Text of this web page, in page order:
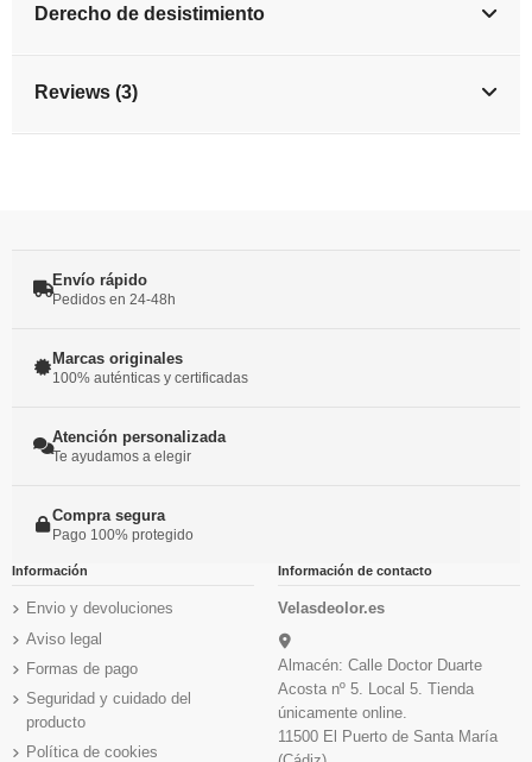
Derecho de desistimiento
Reviews (3)
Envío rápido
Pedidos en 24-48h
Marcas originales
100% auténticas y certificadas
Atención personalizada
Te ayudamos a elegir
Compra segura
Pago 100% protegido
Información
Envio y devoluciones
Aviso legal
Formas de pago
Seguridad y cuidado del
producto
Política de cookies
Información de contacto
Velasdeolor.es
Almacén: Calle Doctor Duarte
Acosta nº 5. Local 5. Tienda
únicamente online.
11500 El Puerto de Santa María